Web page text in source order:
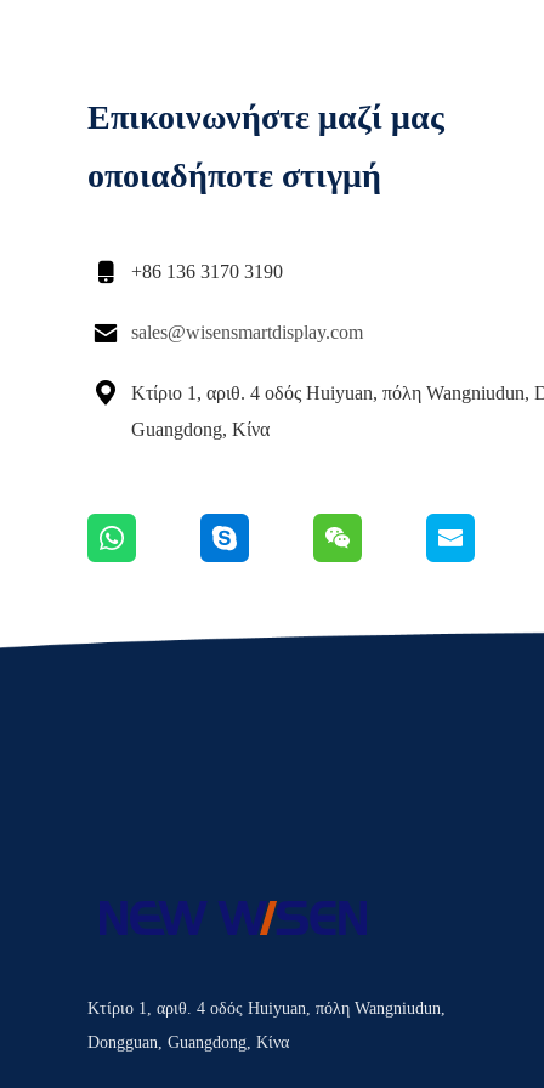
Επικοινωνήστε μαζί μας
οποιαδήποτε στιγμή
 +86 136 3170 3190
 sales@wisensmartdisplay.com

Κτίριο 1, αριθ. 4 οδός Huiyuan, πόλη Wangniudun,
Guangdong, Κίνα
Κτίριο 1, αριθ. 4 οδός Huiyuan, πόλη Wangniudun,
Dongguan, Guangdong, Κίνα